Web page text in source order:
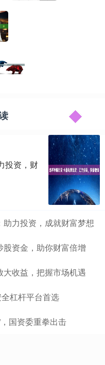
投资，财
力投资，成就财富梦想
资金，助你财富倍增
收益，把握市场机遇
杠杆平台首选
国资委重拳出击